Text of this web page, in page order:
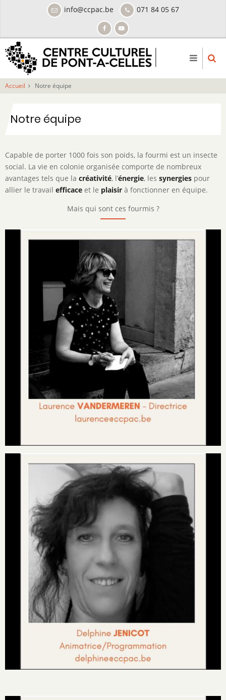
principal
info@ccpac.be 071 84 05 67
Accueil Notre équipe
Notre équipe
Capable de porter 1000 fois son poids, la fourmi est un insecte
social. La vie en colonie organisée comporte de nombreux
avantages tels que la créativité, l’énergie, les synergies pour
allier le travail efficace et le plaisir à fonctionner en équipe.
Mais qui sont ces fourmis ?